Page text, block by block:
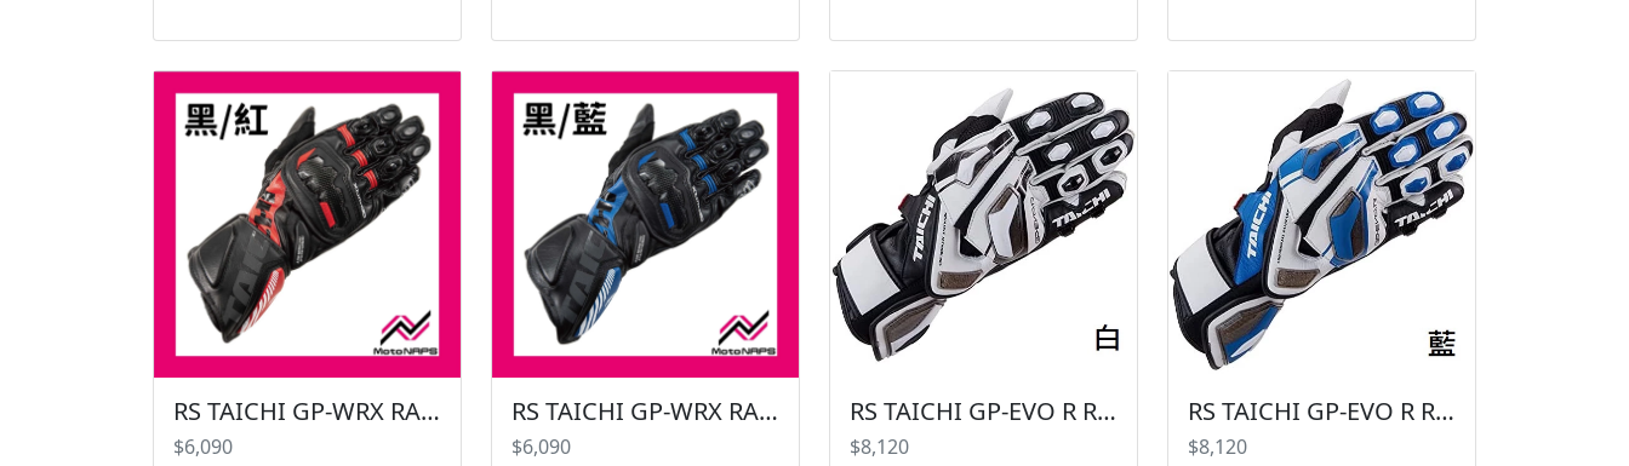
錢與性能間取得平衡，同時兼
備防水透濕性能。從通勤到旅
遊都適合的萬用款式。 ・耐水
壓20,000mm、透濕度10,000g
/ ㎡ / 24h(初期值)並結合
DRYMASTER性能。 ・在騎車
時可以防止雨水滲透及將濕氣
排出，保持雨衣內部舒適。 ・
衣服上3M Scotchlite 反光材料
不受雨勢影響，保護騎士們雨
天的行車安全。 ・無縫線臀部
結構提供高耐用性和防水性 ・
#RSTAICHI #DAYMASTER
#RAINSUIT #防水透濕雨衣
錢與性能間取得平衡，同時兼
備防水透濕性能。從通勤到旅
遊都適合的萬用款式。 ・耐水
壓20,000mm、透濕度10,000g
/ ㎡ / 24h(初期值)並結合
DRYMASTER性能。 ・在騎車
時可以防止雨水滲透及將濕氣
排出，保持雨衣內部舒適。 ・
衣服上3M Scotchlite 反光材料
不受雨勢影響，保護騎士們雨
天的行車安全。 ・無縫線臀部
結構提供高耐用性和防水性 ・
#RSTAICHI #DAYMASTER
#RAINSUIT #防水透濕雨衣
耐磨與柔軟的手感特性。 ★掌
心使用超細纖維止滑。 ★需要
時常活動的部分採用彈性伸縮
材質，舒適不卡手。 ★長版設
計能完整包覆手臂。 ★手背使
用碳纖維硬質護具，抗衝擊。
★指關節護具使用硬式TPU護
塊。 ★手掌與手臂使用減震泡
綿軟墊的防護。 ★掌心使用英
國KNOX SPS護具，強化滑行效
果並減少摩擦力造成的骨折情
況。 #台灣納普司 #RSTAICHI
高保護 ※圖片僅供參考且螢幕
顯示色差會略有不同，請依實
耐磨與柔軟的手感特性。 ★掌
心使用超細纖維止滑。 ★需要
時常活動的部分採用彈性伸縮
材質，舒適不卡手。 ★長版設
計能完整包覆手臂。 ★手背使
用碳纖維硬質護具，抗衝擊。
★指關節護具使用硬式TPU護
塊。 ★手掌與手臂使用減震泡
綿軟墊的防護。 ★掌心使用英
國KNOX SPS護具，強化滑行效
果並減少摩擦力造成的骨折情
況。 #台灣納普司 #RSTAICHI
高保護 ※圖片僅供參考且螢幕
顯示色差會略有不同，請依實
RS TAICHI GP-WRX RACING GLOVE NXT056 皮手套 運動手套【黑紅賣場】
$6,090
RS TAICHI GP-WRX RACING GLOVE NXT056 皮手套 運動手套【黑藍賣場】
$6,090
RS TAICHI GP-EVO R RACING GLOVE NXT055 皮手套 賽車手套【白色賣場】
$8,120
RS TAICHI GP-EVO R RACING GLOVE NXT055 皮手套 賽車手套【藍色賣場】
$8,120